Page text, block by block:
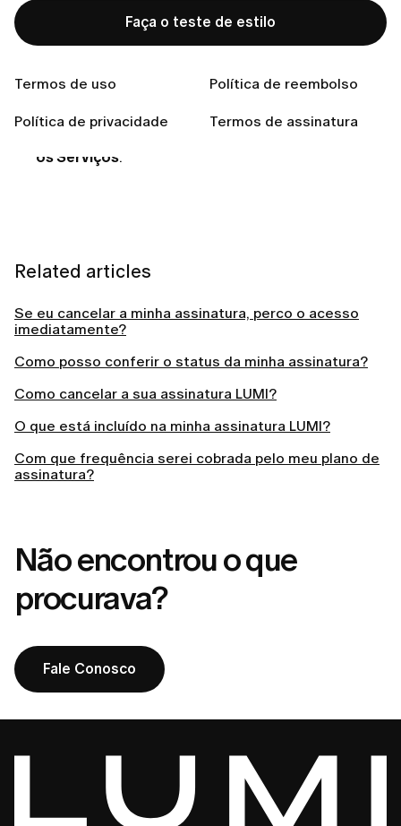
Faça o teste de estilo
Termos de uso Política de reembolso
Política de privacidade Termos de assinatura
No seu iPhone, acesseAjustes > [seu nome] >
os Serviços.
Related articles
Se eu cancelar a minha assinatura, perco o acesso
imediatamente?
Como posso conferir o status da minha assinatura?
Como cancelar a sua assinatura LUMI?
O que está incluído na minha assinatura LUMI?
Com que frequência serei cobrada pelo meu plano de
assinatura?
Não encontrou o que
procurava?
Fale Conosco